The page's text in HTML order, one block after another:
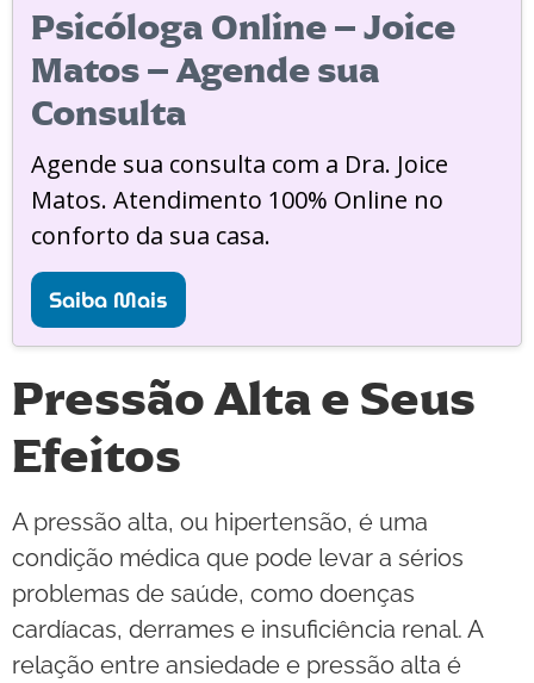
Psicóloga Online – Joice
Matos – Agende sua
Consulta
Agende sua consulta com a Dra. Joice
Matos. Atendimento 100% Online no
conforto da sua casa.
Saiba Mais
Pressão Alta e Seus
Efeitos
A pressão alta, ou hipertensão, é uma
condição médica que pode levar a sérios
problemas de saúde, como doenças
cardíacas, derrames e insuficiência renal. A
relação entre ansiedade e pressão alta é